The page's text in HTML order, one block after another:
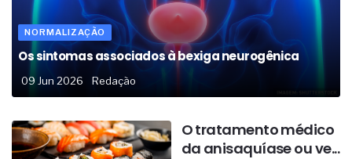
NORMALIZAÇÃO
Os sintomas associados à bexiga neurogênica
09 Jun 2026 Redação
O tratamento médico
da anisaquíase ou ve...